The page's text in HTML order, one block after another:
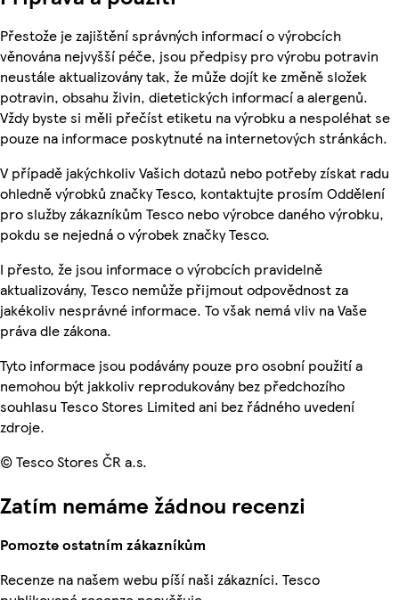
Přestože je zajištění správných informací o výrobcích
věnována nejvyšší péče, jsou předpisy pro výrobu potravin
neustále aktualizovány tak, že může dojít ke změně složek
potravin, obsahu živin, dietetických informací a alergenů.
Vždy byste si měli přečíst etiketu na výrobku a nespoléhat se
pouze na informace poskytnuté na internetových stránkách.
V případě jakýchkoliv Vašich dotazů nebo potřeby získat radu
ohledně výrobků značky Tesco, kontaktujte prosím Oddělení
pro služby zákazníkům Tesco nebo výrobce daného výrobku,
pokdu se nejedná o výrobek značky Tesco.
I přesto, že jsou informace o výrobcích pravidelně
aktualizovány, Tesco nemůže přijmout odpovědnost za
jakékoliv nesprávné informace. To však nemá vliv na Vaše
práva dle zákona.
Tyto informace jsou podávány pouze pro osobní použití a
nemohou být jakkoliv reprodukovány bez předchozího
souhlasu Tesco Stores Limited ani bez řádného uvedení
zdroje.
© Tesco Stores ČR a.s.
Zatím nemáme žádnou recenzi
Pomozte ostatním zákazníkům
Recenze na našem webu píší naši zákazníci. Tesco